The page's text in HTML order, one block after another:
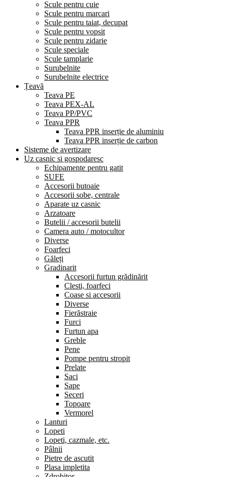
Scule pentru cuie
Scule pentru marcari
Scule pentru taiat, decupat
Scule pentru vopsit
Scule pentru zidarie
Scule speciale
Scule tamplarie
Surubelnite
Surubelnite electrice
Țeavă
Teava PE
Teava PEX-AL
Teava PP/PVC
Teava PPR
Teava PPR inserție de aluminiu
Teava PPR inserție de carbon
Sisteme de avertizare
Uz casnic si gospodaresc
Echipamente pentru gatit
SUFE
Accesorii butoaie
Accesorii sobe, centrale
Aparate uz casnic
Arzatoare
Butelii / accesorii butelii
Camera auto / motocultor
Diverse
Foarfeci
Găleți
Gradinarit
Accesorii furtun grădinărit
Clesti, foarfeci
Coase si accesorii
Diverse
Fierăstraie
Furci
Furtun apa
Greble
Pene
Pompe pentru stropit
Prelate
Saci
Sape
Seceri
Topoare
Vermorel
Lanturi
Lopeti
Lopeti, cazmale, etc.
Pâlnii
Pietre de ascutit
Plasa impletita